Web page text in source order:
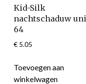
Kid-Silk
nachtschaduw uni
64
€5.05
Toevoegen aan
winkelwagen